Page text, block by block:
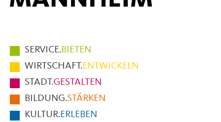
Hauptmenüpunkte
im
Fußbereich
der
Seite
SERVICE.BIETEN
WIRTSCHAFT.ENTWICKELN
STADT.GESTALTEN
BILDUNG.STÄRKEN
KULTUR.ERLEBEN